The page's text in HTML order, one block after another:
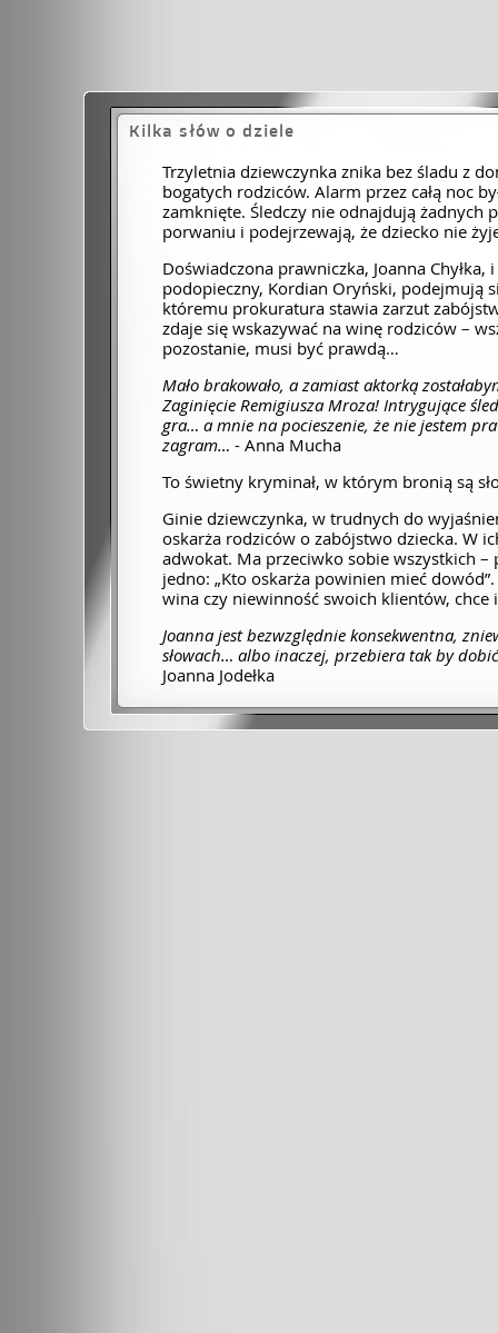
Kilka słów o dziele
Trzyletnia dziewczynka znika bez śladu z
bogatych rodziców. Alarm przez całą noc
zamknięte. Śledczy nie odnajdują żadnych
porwaniu i podejrzewają, że dziecko nie
Doświadczona prawniczka, Joanna Chyłka,
podopieczny, Kordian Oryński, podejmują
któremu prokuratura stawia zarzut
zdaje się wskazywać na winę rodziców –
pozostanie, musi być prawdą…
Mało brakowało, a zamiast aktorką
Zaginięcie Remigiusza Mroza! Intrygujące
gra… a mnie na pocieszenie, że nie jestem
zagram… - Anna Mucha
To świetny kryminał, w którym bronią są
Ginie dziewczynka, w trudnych do
oskarża rodziców o zabójstwo dziecka. W
adwokat. Ma przeciwko sobie wszystkich
jedno: „Kto oskarża powinien mieć
wina czy niewinność swoich klientów,
Joanna jest bezwzględnie konsekwentna,
słowach… albo inaczej, przebiera tak by
Joanna Jodełka